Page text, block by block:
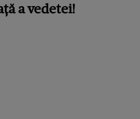
a vedetei!